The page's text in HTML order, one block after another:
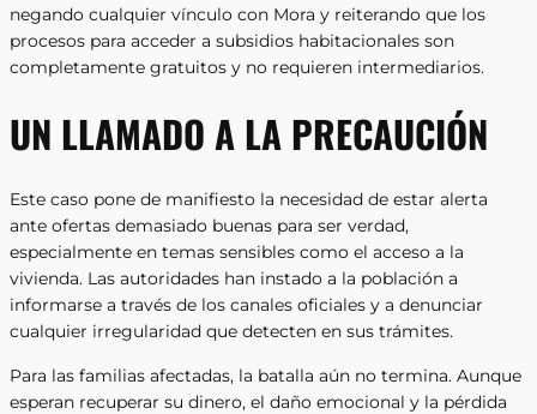
negando cualquier vínculo con Mora y reiterando que los
procesos para acceder a subsidios habitacionales son
completamente gratuitos y no requieren intermediarios.
UN LLAMADO A LA PRECAUCIÓN
Este caso pone de manifiesto la necesidad de estar alerta
ante ofertas demasiado buenas para ser verdad,
especialmente en temas sensibles como el acceso a la
vivienda. Las autoridades han instado a la población a
informarse a través de los canales oficiales y a denunciar
cualquier irregularidad que detecten en sus trámites.
Para las familias afectadas, la batalla aún no termina. Aunque
esperan recuperar su dinero, el daño emocional y la pérdida